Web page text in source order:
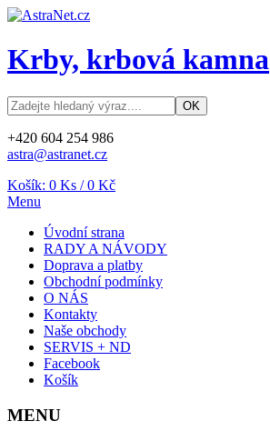
Krby, krbová kamna
+420 604 254 986
astra@astranet.cz
Košík: 0 Ks /0 Kč
Menu
Úvodní strana
RADY A NÁVODY
Doprava a platby
Obchodní podmínky
O NÁS
Kontakty
Naše obchody
SERVIS + ND
Facebook
Košík
MENU